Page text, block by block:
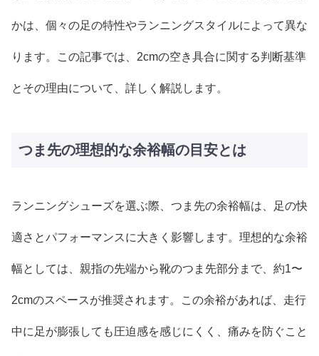
かは、個々の足の特性やランニングスタイルによって異な
ります。この記事では、2cmの空き具合に関する判断基準
とその理由について、詳しく解説します。
つま先の理想的な余裕幅の目安とは
ランニングシューズを選ぶ際、つま先の余裕幅は、足の快
適さとパフォーマンスに大きく影響します。理想的な余裕
幅としては、親指の先端から靴のつま先部分まで、約1〜
2cmのスペースが推奨されます。この余裕があれば、走行
中に足が膨張しても圧迫感を感じにくく、痛みを防ぐこと